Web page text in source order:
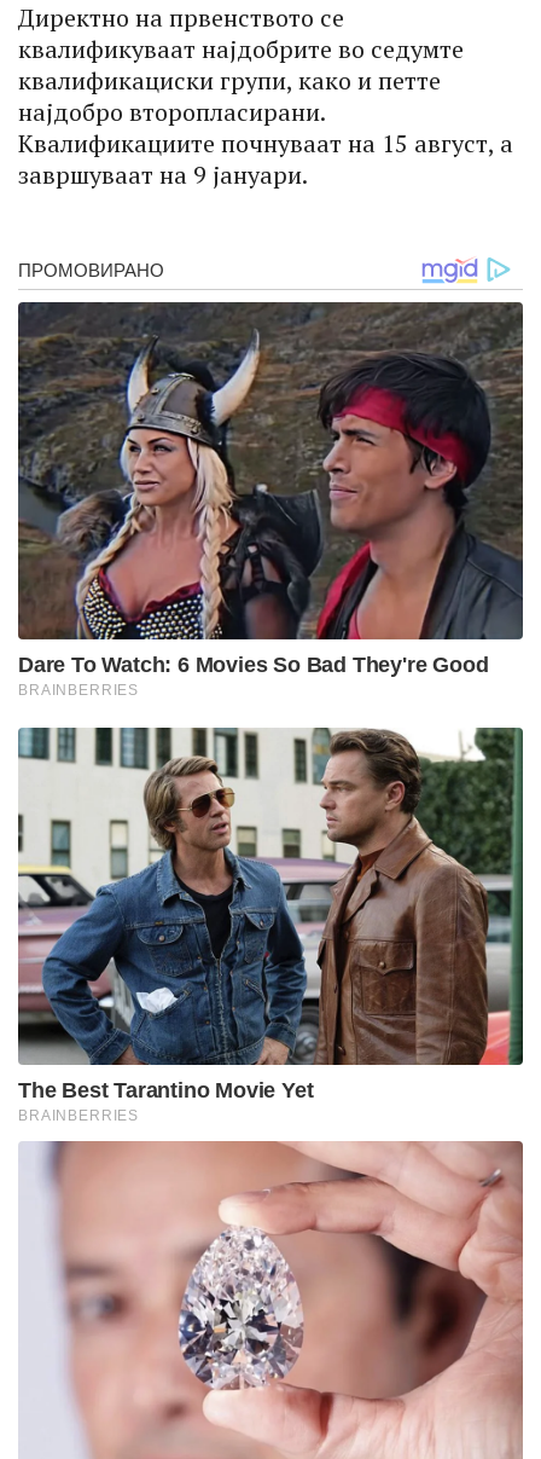
Директно на првенството се
квалификуваат најдобрите во седумте
квалификациски групи, како и петте
најдобро второпласирани.
Квалификациите почнуваат на 15 август, а
завршуваат на 9 јануари.